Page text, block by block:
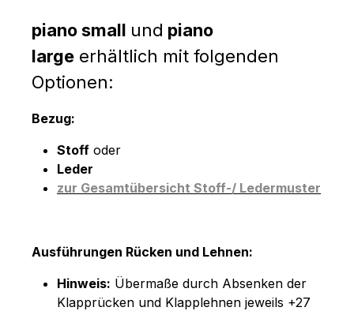
piano small und piano
large erhältlich mit folgenden
Optionen:
Bezug:
Stoff oder
Leder
zur Gesamtübersicht Stoff-/ Ledermuster
Ausführungen Rücken und Lehnen:
Hinweis: Übermaße durch Absenken der
Klapprücken und Klapplehnen jeweils +27